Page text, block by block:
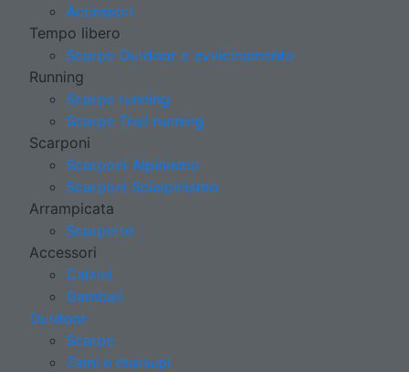
Accessori
Tempo libero
Scarpe Outdoor e avvicinamento
Running
Scarpe running
Scarpe Trail running
Scarponi
Scarponi Alpinismo
Scarponi Scialpinismo
Arrampicata
Scarpette
Accessori
Calzini
Gambali
Outdoor
Scarpe
Zaini e marsupi